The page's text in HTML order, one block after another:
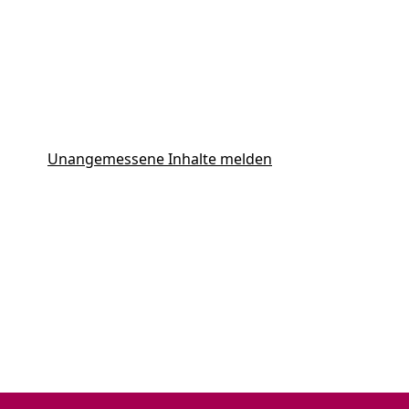
Unangemessene Inhalte melden